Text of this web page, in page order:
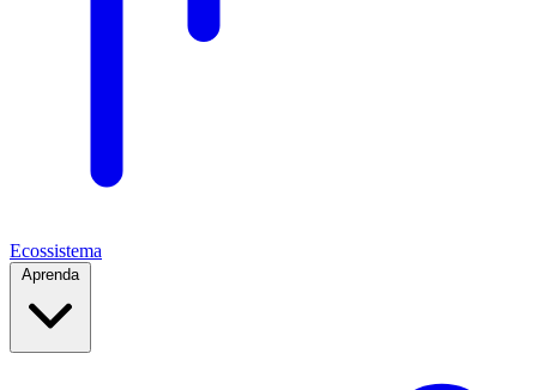
Ecossistema
Aprenda